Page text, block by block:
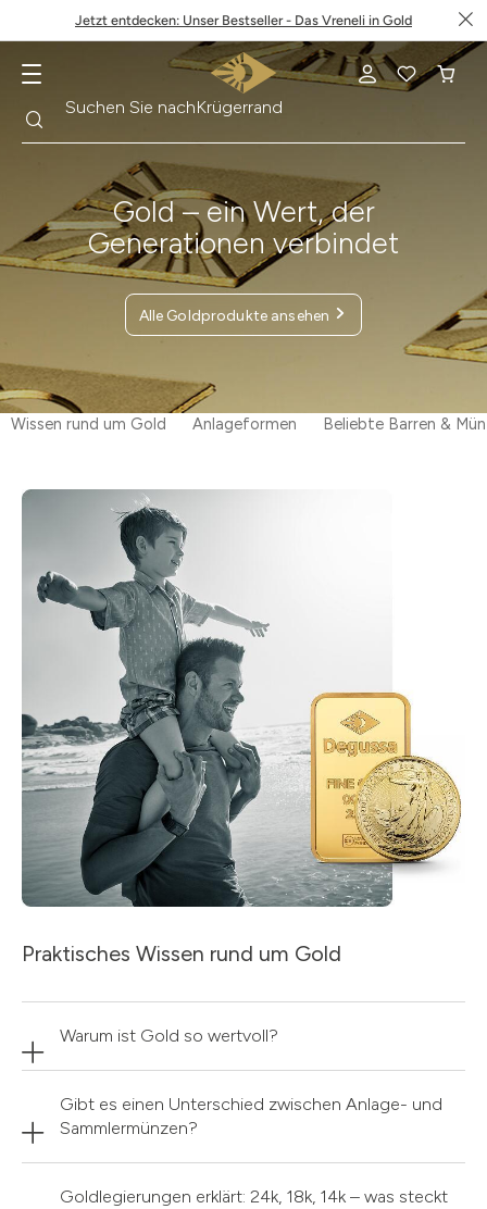
Jetzt entdecken: Unser Bestseller - Das Vreneli in Gold
Suchen Sie nachKrügerrand
Gold – ein Wert, der
Generationen verbindet
Alle Goldprodukte ansehen
Wissen rund um Gold Anlageformen Beliebte Barren &
Praktisches Wissen rund um Gold
Warum ist Gold so wertvoll?
Gibt es einen Unterschied zwischen Anlage- und
Sammlermünzen?
Goldlegierungen erklärt: 24k, 18k, 14k – was steckt